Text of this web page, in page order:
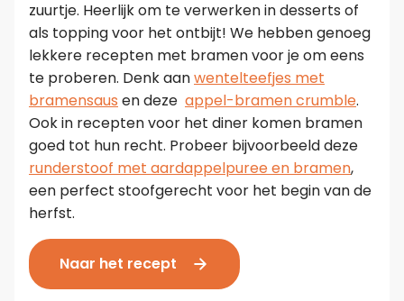
zuurtje. Heerlijk om te verwerken in desserts of
als topping voor het ontbijt! We hebben genoeg
lekkere recepten met bramen voor je om eens
te proberen. Denk aanwentelteefjes met
bramensaus en deze appel-bramen crumble.
Ook in recepten voor het diner komen bramen
goed tot hun recht. Probeer bijvoorbeeld deze
runderstoof met aardappelpuree en bramen,
een perfect stoofgerecht voor het begin van de
herfst.
Naar het recept